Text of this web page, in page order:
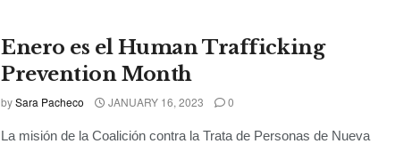
Enero es el Human Trafficking
Prevention Month
bySara Pacheco JANUARY 16, 2023 0
La misión de la Coalición contra la Trata de Personas de Nueva